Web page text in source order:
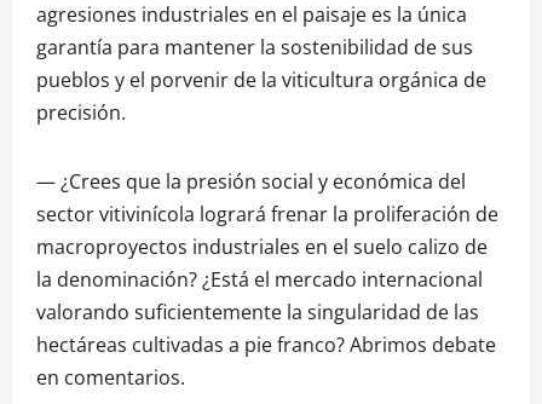
agresiones industriales en el paisaje es la única
garantía para mantener la sostenibilidad de sus
pueblos y el porvenir de la viticultura orgánica de
precisión.
— ¿Crees que la presión social y económica del
sector vitivinícola logrará frenar la proliferación de
macroproyectos industriales en el suelo calizo de
la denominación? ¿Está el mercado internacional
valorando suficientemente la singularidad de las
hectáreas cultivadas a pie franco? Abrimos debate
en comentarios.